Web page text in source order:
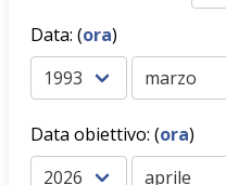
Data: (ora)
Data obiettivo: (ora)